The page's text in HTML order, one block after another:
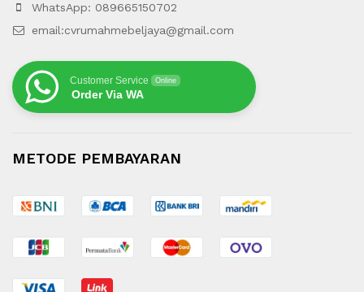
WhatsApp: 089665150702
email:cvrumahmebeljaya@gmail.com
Customer Service Online
Order Via WA
METODE PEMBAYARAN